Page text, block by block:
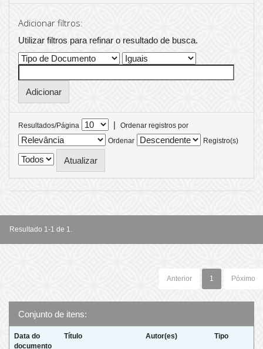
Adicionar filtros:
Utilizar filtros para refinar o resultado de busca.
Resultados/Página |
Ordenar registros por
Ordenar
Registro(s)
Resultado 1-1 de 1.
Anterior 1 Póximo
Conjunto de itens:
Data do
documento
Título Autor(es) Tipo